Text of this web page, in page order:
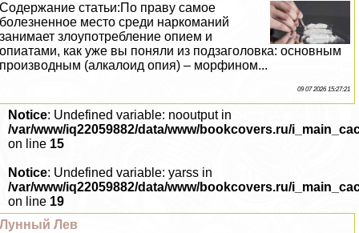
Содержание статьи:По праву самое
болезненное место среди наркоманий
занимает злоупотрeбление опием и
опиатами, как уже вы поняли из подзаголовка: основным
производным (алкалоид опия) – морфином...
09 07 2026 15:27:21
Notice: Undefined variable: nooutput in
/var/www/iq22059882/data/www/bookcovers.ru/
on line 15
Notice: Undefined variable: yarss in
/var/www/iq22059882/data/www/bookcovers.ru/
on line 19
Лунный Лев